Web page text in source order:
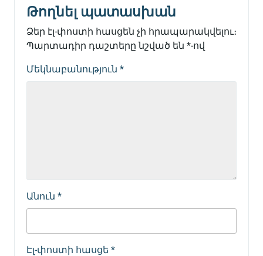
Թողնել պատասխան
Ձեր էլ-փոստի հասցեն չի հրապարակվելու։
Պարտադիր դաշտերը նշված են *-ով
Մեկնաբանություն *
Անուն *
Էլ-փոստի հասցե *